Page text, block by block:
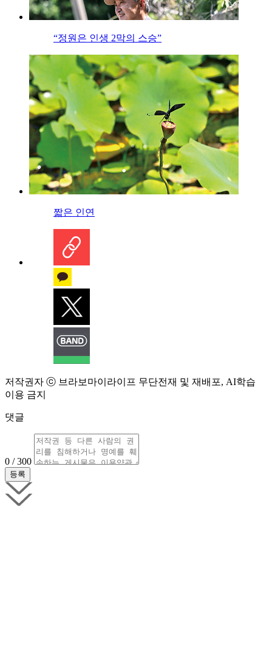
“정원은 인생 2막의 스승”
짧은 인연
저작권자 ⓒ 브라보마이라이프 무단전재 및 재배포, AI학습
이용 금지
댓글
0 / 300